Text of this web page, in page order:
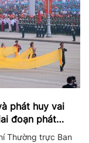
phát huy vai
đoạn phát
Thường trực Ban